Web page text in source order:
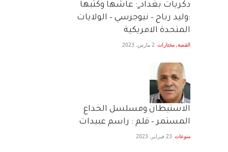
دكريات بغداد ٍ: عاشها وكتبها
:وليد رباح – نيوجرسي – الولايات
المتحدة الامريكية
القصة, مختارات 2 مارس، 2023
الاستيطان ومسلسل الخداع
المستمر – قلم : راسم عبيدات
منوعات 23 فبراير، 2023